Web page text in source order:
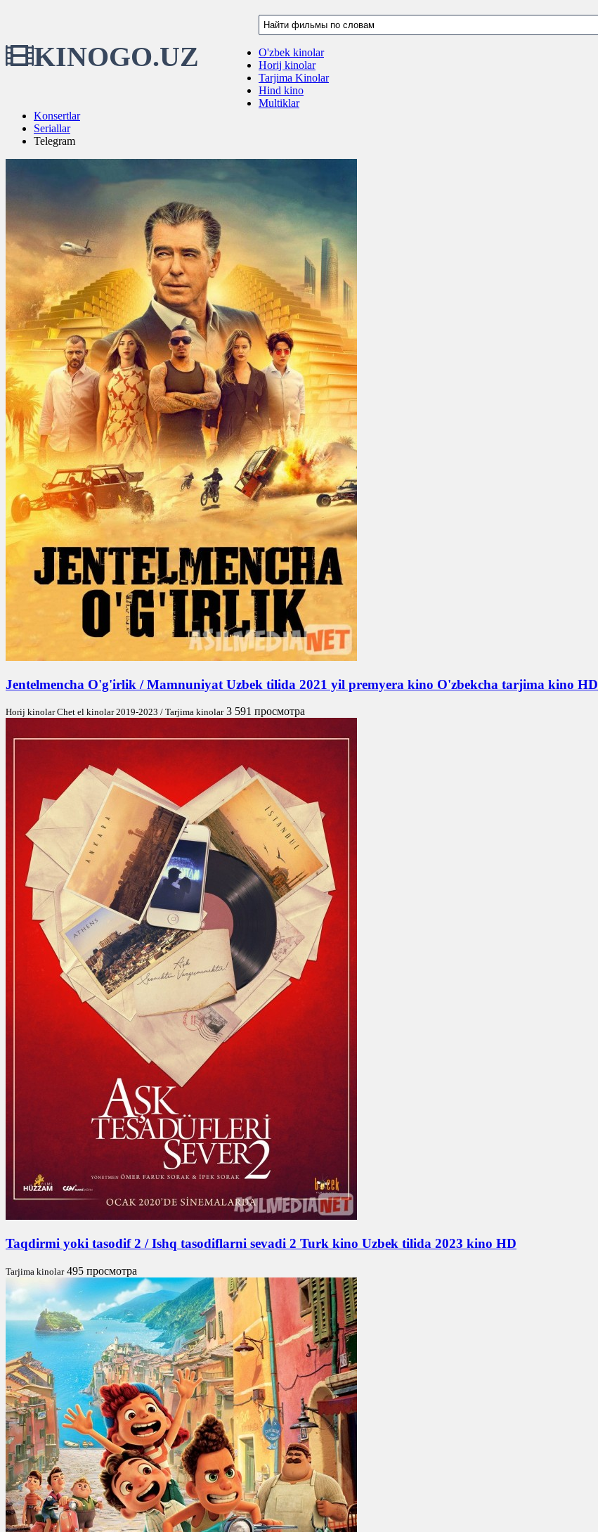
KINOGO.UZ
O'zbek kinolar
Horij kinolar
Tarjima Kinolar
Hind kino
Multiklar
Konsertlar
Seriallar
Telegram
Jentelmencha O'g'irlik / Mamnuniyat Uzbek tilida 2021 yil premyera kino O'zbekcha tarjima kino HD
Horij kinolar Chet el kinolar 2019-2023 / Tarjima kinolar 3 591 просмотра
Taqdirmi yoki tasodif 2 / Ishq tasodiflarni sevadi 2 Turk kino Uzbek tilida 2023 kino HD
Tarjima kinolar 495 просмотра